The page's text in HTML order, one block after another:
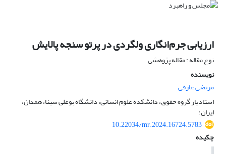
ارزیابی جرم‌انگاری ولگردی در پرتو سنجه پالایش
نوع مقاله : مقاله پژوهشی
نویسنده
مرتضی عارفی
استادیار گروه حقوق، دانشکده علوم انسانی، دانشگاه بوعلی سینا، همدان،
ایران؛
10.22034/mr.2024.16724.5783
چکیده